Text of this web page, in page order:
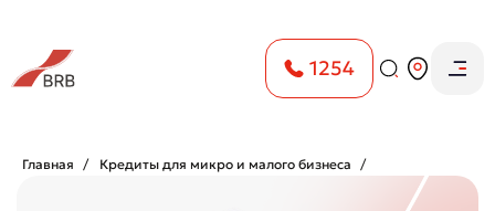
1254
Главная
Кредиты для микро и малого бизнеса